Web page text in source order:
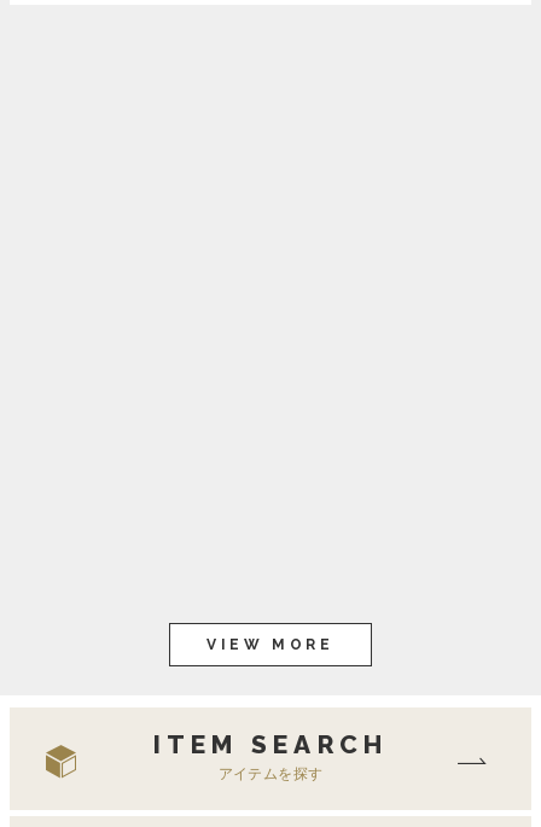
VIEW MORE
ITEM SEARCH
アイテムを探す